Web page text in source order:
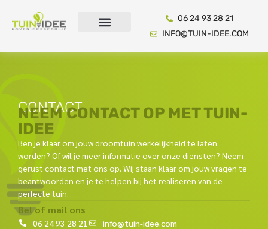
06 24 93 28 21
INFO@TUIN-IDEE.COM
CONTACT
NEEM CONTACT OP MET TUIN-
IDEE
Ben je klaar om jouw droomtuin werkelijkheid te laten
worden? Of wil je meer informatie over onze diensten? Neem
gerust contact met ons op. Wij staan klaar om jouw vragen te
beantwoorden en je te helpen bij het realiseren van de
perfecte tuin.
Bel of mail ons
06 24 93 28 21 info@tuin-idee.com